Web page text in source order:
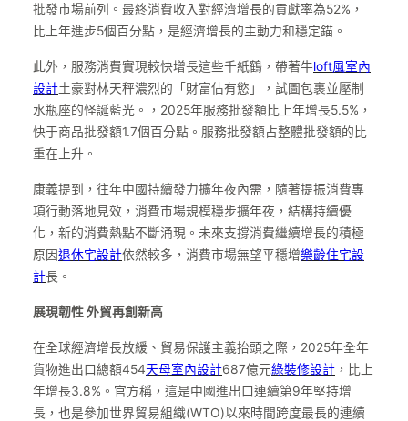
批發市場前列。最終消費收入對經濟增長的貢獻率為52%，
比上年進步5個百分點，是經濟增長的主動力和穩定錨。
此外，服務消費實現較快增長這些千紙鶴，帶著牛loft風室內
設計土豪對林天秤濃烈的「財富佔有慾」，試圖包裹並壓制
水瓶座的怪誕藍光。，2025年服務批發額比上年增長5.5%，
快于商品批發額1.7個百分點。服務批發額占整體批發額的比
重在上升。
康義提到，往年中國持續發力擴年夜內需，隨著提振消費專
項行動落地見效，消費市場規模穩步擴年夜，結構持續優
化，新的消費熱點不斷涌現。未來支撐消費繼續增長的積極
原因退休宅設計依然較多，消費市場無望平穩增樂齡住宅設
計長。
展現韌性 外貿再創新高
在全球經濟增長放緩、貿易保護主義抬頭之際，2025年全年
貨物進出口總額454天母室內設計687億元綠裝修設計 ，比上
年增長3.8%。官方稱，這是中國進出口連續第9年堅持增
長，也是參加世界貿易組織(WTO)以來時間跨度最長的連續